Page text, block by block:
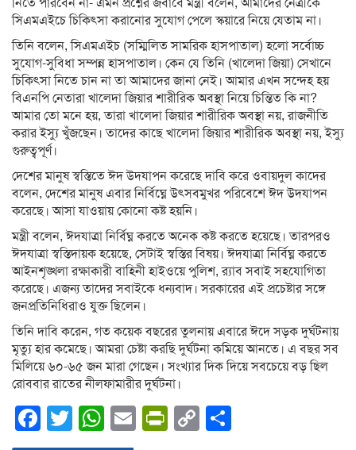
সিএমএইচে চিকিৎসা করানোর সুযোগ পেলে স্কয়ারে নিয়ে যেতাম না।
তিনি বলেন, সিএমএইচ (সম্মিলিত সামরিক হাসপাতাল) হলো সর্বোচ্চ
সুযোগ-সুবিধা সম্পন্ন হাসপাতাল। কেন যে তিনি (খালেদা জিয়া) সেখানে
চিকিৎসা নিতে চান না তা আমাদের জানা নেই। আমার এখন সন্দেহ হয়
বিএনপি নেতারা খালেদা জিয়ার শারীরিক অবস্থা নিয়ে চিন্তিত কি না?
আমার তো মনে হয়, তারা খালেদা জিয়ার শারীরিক অবস্থা নয়, রাজনীতি
করার ইস্যু খুঁজছেন। তাদের কাছে খালেদা জিয়ার শারীরিক অবস্থা নয়, ইস্যু
গুরুত্বপূর্ণ।
দেশের মানুষ স্বস্তিতে ঈদ উদযাপন করেছে দাবি করে ওবায়দুল কাদের
বলেন, দেশের মানুষ এবার নির্বিঘ্নে উৎসবমুখর পরিবেশে ঈদ উদযাপন
করেছে। আসা যাওয়ায় কোনো কষ্ট হয়নি।
মন্ত্রী বলেন, ঈদযাত্রা নির্বিঘ্ন করতে অনেক কষ্ট করতে হয়েছে। তারপরও
ঈদযাত্রা স্বস্তিদায়ক হয়েছে, সেটাই স্বস্তির বিষয়। ঈদযাত্রা নির্বিঘ্ন করতে
আইনশৃঙ্খলা রক্ষাকারী বাহিনী হাইওয়ে পুলিশ, র‍্যাব সবাই সহযোগিতা
করেছে। এজন্য তাদের সবাইকে ধন্যবাদ। সরকারের এই প্রচেষ্টার সঙ্গে
জনপ্রতিনিধিরাও যুক্ত ছিলেন।
তিনি দাবি করেন, গত কয়েক বছরের তুলনায় এবারে ঈদে সড়ক দুর্ঘটনায়
মৃত্যু হার কমেছে। আমরা চেষ্টা করছি দুর্ঘটনা কমিয়ে আনতে। এ বছর সব
মিলিয়ে ৬০-৬৫ জন মারা গেছেন। সংখ্যার দিক দিয়ে সবচেয়ে বড় ছিল
রোববার রাতের নীলফামারীর দুর্ঘটনা।
Facebook
Twitter
WhatsApp
EmailPrintFriendly
Copy